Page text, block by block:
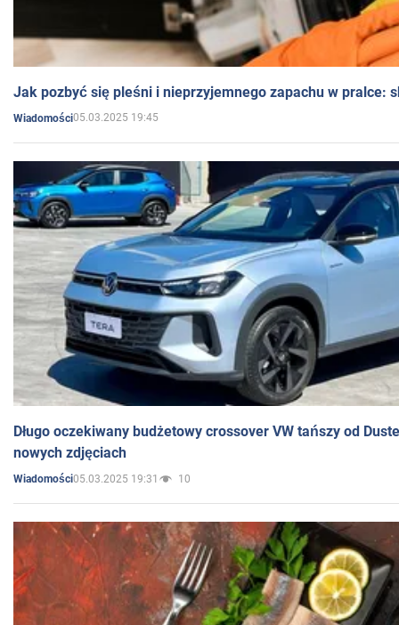
Jak pozbyć się pleśni i nieprzyjemnego zapachu w pralce:
Wiadomości05.03.2025 19:45
Długo oczekiwany budżetowy crossover VW tańszy od
nowych zdjęciach
Wiadomości05.03.2025 19:31 10